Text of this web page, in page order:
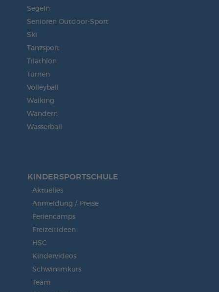
Segeln
Senioren Outdoor-Sport
Ski
Tanzsport
Triathlon
Turnen
Volleyball
Walking
Wandern
Wasserball
KINDERSPORT­SCHULE
Aktuelles
Anmeldung / Preise
Feriencamps
Freizeitideen
HSC
Kindervideos
Schwimmkurs
Team